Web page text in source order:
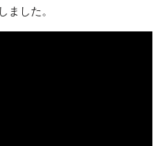
ました。